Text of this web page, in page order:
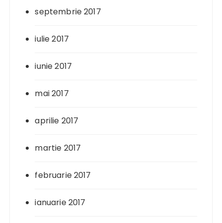
septembrie 2017
iulie 2017
iunie 2017
mai 2017
aprilie 2017
martie 2017
februarie 2017
ianuarie 2017